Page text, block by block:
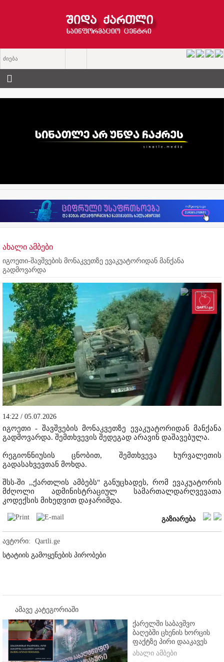
ახალი ამბები
იგოეთი-შავშვების მონაკვეთზე ევაკუატორიდან მანქანა
გადმოვარდა
14:22 / 05.07.2026
იგოეთი - შავშვების მონაკვეთზე ევაკუატორიდან მანქანა
გადმოვარდა. შემთხვევის შედეგად არავინ დაშავებულა.
რეგიონნიუსის ცნობით, შემთხვევა ხურვალეთის
გადასახვევთან მოხდა.
შსს-ში ,,ქართლის ამბებს" განუცხადეს, რომ ევაკუატორის
მძღოლი ადმინისტრაციულ სამართალდარღვევათა
კოდექსის მიხედვით დაჯარიმდა.
გაზიარება
ავტორი:
Qartli.ge
სტატიის გამოყენების პირობები
ამავე კატეგორიაში
ქარელში საბავშვო
ბაღებში ცხენის ხორცის
ფაქტზე პირი დააკავეს
ახალი ამბები